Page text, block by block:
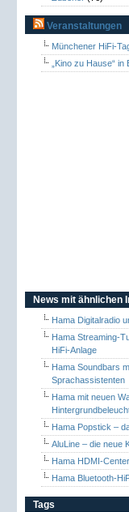
Veranstaltungen
Münchener HiFi-
„Kino zu Hause“
News mit ähnlichen
Hama Digitalradio
Hama Streaming-
HiFi-Anlage
Hama Soundbars
Sprachassistenten
Hama mit neuen
Hama Popstick –
AluLine – die neue
Hama HDMI-
Hama Bluetooth-
Tags